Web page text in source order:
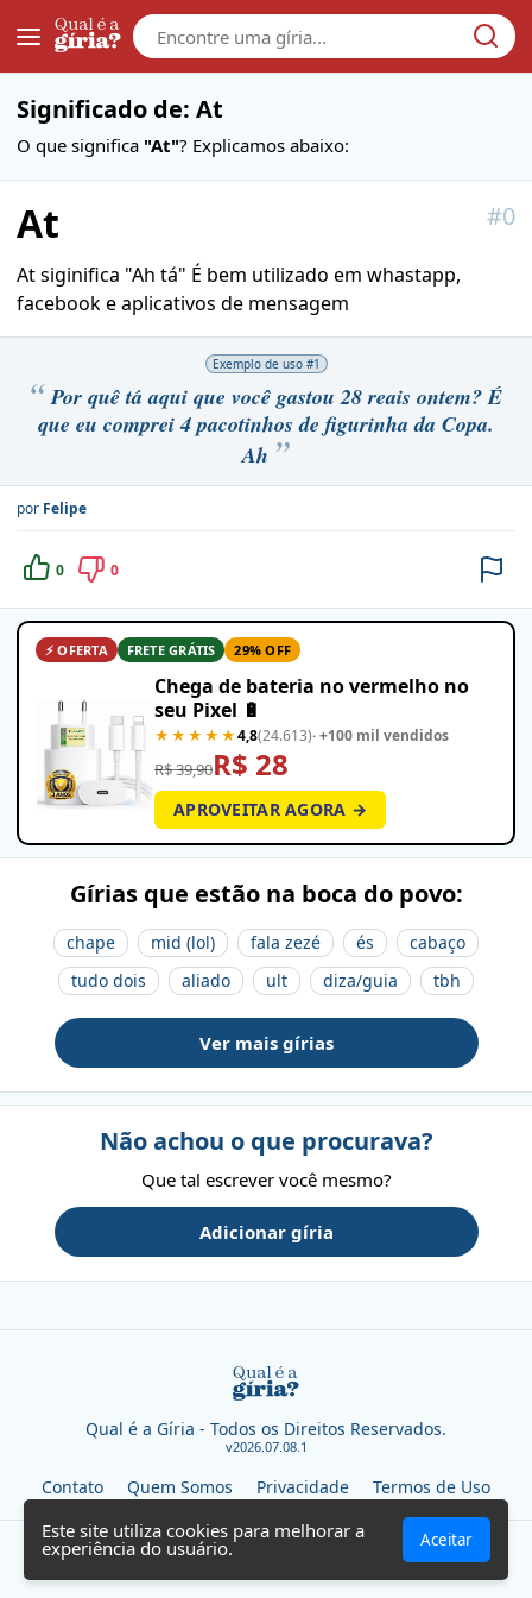
Este site utiliza cookies para melhorar a
experiência do usuário. Aceitar
Galera
Significado de: At
O que significa "At"? Explicamos abaixo:
#0
At
At siginifica "Ah tá" É bem utilizado em whastapp,
facebook e aplicativos de mensagem
Exemplo de uso #1
Por quê tá aqui que você gastou 28 reais ontem? É
que eu comprei 4 pacotinhos de figurinha da Copa.
Ah
por Felipe
0 0
⚡ OFERTA FRETE GRÁTIS 29% OFF
Chega de bateria no vermelho no
seu Pixel 🔋
★★★★★4,8(24.613)· +100 mil vendidos
R$ 39,90R$ 28
APROVEITAR AGORA →
Gírias que estão na boca do povo:
chape mid (lol) fala zezé és
cabaço
tudo dois
aliado ult diza/guia tbh
Ver mais gírias
Não achou o que procurava?
Que tal escrever você mesmo?
Adicionar gíria
Qual é a Gíria - Todos os Direitos Reservados.
v2026.07.08.1
Contato Quem Somos Privacidade Termos de Uso
SEVN TECHNOLOGIES